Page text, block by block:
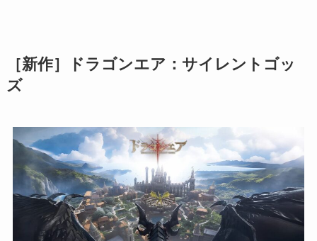
［新作］ドラゴンエア：サイレントゴッ
ズ